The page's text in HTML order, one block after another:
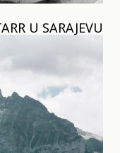
U SARAJEVU